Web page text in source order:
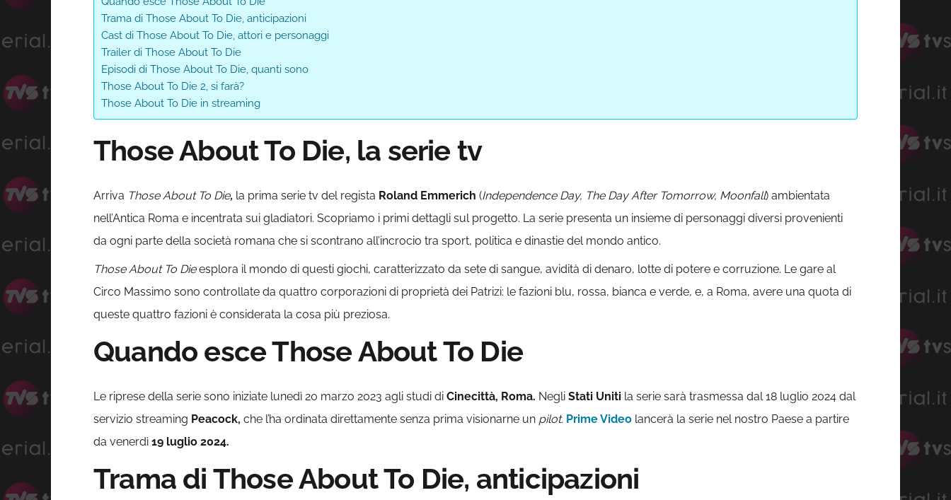
Trama di Those About To Die, anticipazioni
Cast di Those About To Die, attori e personaggi
Trailer di Those About To Die
Episodi di Those About To Die, quanti sono
Those About To Die 2, si farà?
Those About To Die in streaming
Those About To Die, la serie tv
Arriva Those About To Die, la prima serie tv del regista Roland Emmerich (Independence Day, The Day After Tomorrow, Moonfall) ambientata
nell’Antica Roma e incentrata sui gladiatori. Scopriamo i primi dettagli sul progetto. La serie presenta un insieme di personaggi diversi provenienti
da ogni parte della società romana che si scontrano all’incrocio tra sport, politica e dinastie del mondo antico.
Those About To Dieesplora il mondo di questi giochi, caratterizzato da sete di sangue, avidità di denaro, lotte di potere e corruzione. Le gare al
Circo Massimo sono controllate da quattro corporazioni di proprietà dei Patrizi: le fazioni blu, rossa, bianca e verde, e, a Roma, avere una quota di
queste quattro fazioni è considerata la cosa più preziosa.
Quando esce Those About To Die
Le riprese della serie sono iniziate lunedì 20 marzo 2023 agli studi di Cinecittà, Roma. Negli Stati Uniti la serie sarà trasmessa dal 18 luglio 2024 dal
servizio streaming Peacock, che l’ha ordinata direttamente senza prima visionarne un pilot. Prime Video lancerà la serie nel nostro Paese a partire
da venerdì 19 luglio 2024.
Trama di Those About To Die, anticipazioni